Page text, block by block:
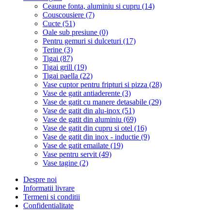
Ceaune fonta, aluminiu si cupru (14)
Couscousiere (7)
Cucte (51)
Oale sub presiune (0)
Pentru gemuri si dulceturi (17)
Terine (3)
Tigai (87)
Tigai grill (19)
Tigai paella (22)
Vase cuptor pentru fripturi si pizza (28)
Vase de gatit antiaderente (3)
Vase de gatit cu manere detasabile (29)
Vase de gatit din alu-inox (51)
Vase de gatit din aluminiu (69)
Vase de gatit din cupru si otel (16)
Vase de gatit din inox - inductie (9)
Vase de gatit emailate (19)
Vase pentru servit (49)
Vase tagine (2)
Despre noi
Informatii livrare
Termeni si conditii
Confidentialitate